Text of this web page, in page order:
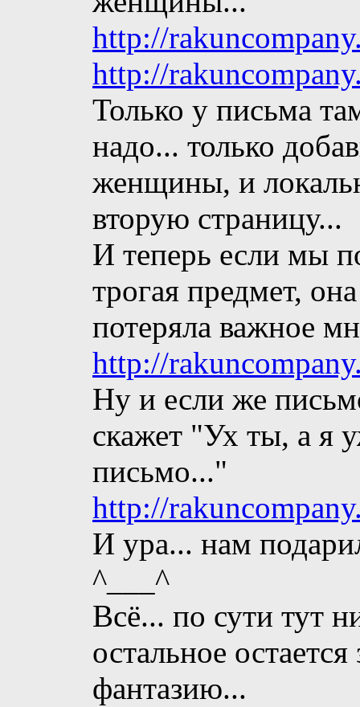
http://
http://
Только у письма
надо... только
женщины, и
вторую страницу...
И теперь если мы
трогая предмет,
потеряла важное
http://
Ну и если же
скажет "Ух ты, а я
письмо..."
http://
И ура... нам
^___^
Всё... по сути тут
остальное
фантазию...